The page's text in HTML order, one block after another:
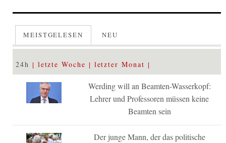
MEISTGELESEN NEU
24h letzte Woche letzter Monat
Werding will an Beamten-Wasserkopf:
Lehrer und Professoren müssen keine
Beamten sein
Der junge Mann, der das politische